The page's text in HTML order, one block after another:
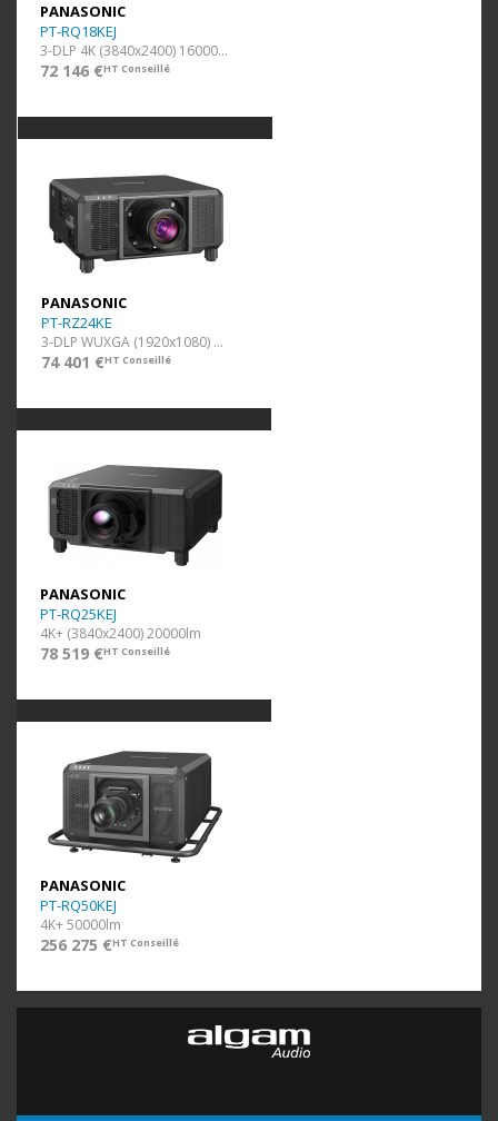
PANASONIC
PT-RQ18KEJ
3-DLP 4K (3840x2400) 16000lm
72 146 €HT Conseillé
PANASONIC
PT-RZ24KE
3-DLP WUXGA (1920x1080) 20000lm
74 401 €HT Conseillé
PANASONIC
PT-RQ25KEJ
4K+ (3840x2400) 20000lm
78 519 €HT Conseillé
PANASONIC
PT-RQ50KEJ
4K+ 50000lm
256 275 €HT Conseillé